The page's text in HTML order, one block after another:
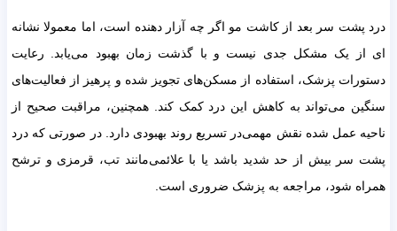
درد پشت سر بعد از کاشت مو اگر چه آزار دهنده است، اما معمولا نشانه
ای از یک مشکل جدی نیست و با گذشت زمان بهبود می‌یابد. رعایت
دستورات پزشک، استفاده از مسکن‌های تجویز شده و پرهیز از فعالیت‌های
سنگین می‌تواند به کاهش این درد کمک کند. همچنین، مراقبت صحیح از
ناحیه عمل شده نقش مهمی‌در تسریع روند بهبودی دارد. در صورتی که درد
پشت سر بیش از حد شدید باشد یا با علائمی‌مانند تب، قرمزی و ترشح
همراه شود، مراجعه به پزشک ضروری است.